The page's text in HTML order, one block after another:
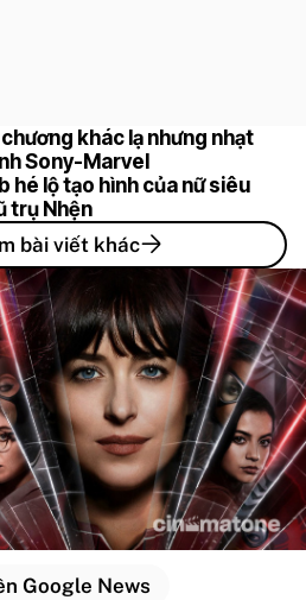
Google News
khác lạ nhưng nhạt
Sony-Marvel
hé lộ tạo hình của nữ siêu
trụ Nhện
bài viết khác